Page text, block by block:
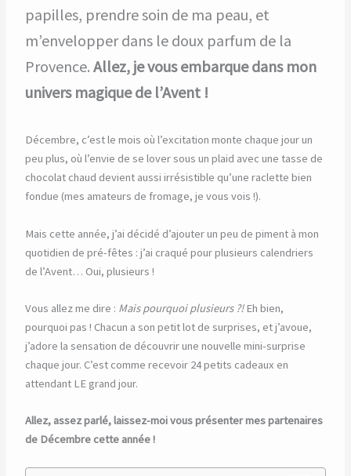
papilles, prendre soin de ma peau, et
m’envelopper dans le doux parfum de la
Provence. Allez, je vous embarque dans mon
univers magique de l’Avent !
Décembre, c’est le mois où l’excitation monte chaque jour un
peu plus, où l’envie de se lover sous un plaid avec une tasse de
chocolat chaud devient aussi irrésistible qu’une raclette bien
fondue (mes amateurs de fromage, je vous vois !).
Mais cette année, j’ai décidé d’ajouter un peu de piment à mon
quotidien de pré-fêtes : j’ai craqué pour plusieurs calendriers
de l’Avent… Oui, plusieurs !
Vous allez me dire : Mais pourquoi plusieurs ?!Eh bien,
pourquoi pas ! Chacun a son petit lot de surprises, et j’avoue,
j’adore la sensation de découvrir une nouvelle mini-surprise
chaque jour. C’est comme recevoir 24 petits cadeaux en
attendant LE grand jour.
Allez, assez parlé, laissez-moi vous présenter mes partenaires
de Décembre cette année !